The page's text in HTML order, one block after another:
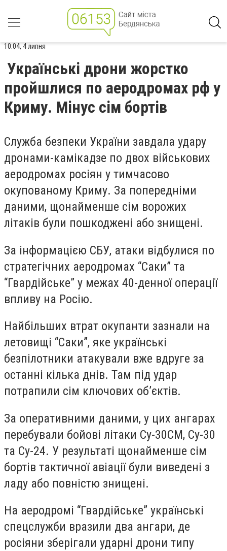
10:04, 4 липня
Українські дрони жорстко
пройшлися по аеродромах рф у
Криму. Мінус сім бортів
Служба безпеки України завдала удару
дронами-камікадзе по двох військових
аеродромах росіян у тимчасово
окупованому Криму. За попередніми
даними, щонайменше сім ворожих
літаків були пошкоджені або знищені.
За інформацією СБУ, атаки відбулися по
стратегічних аеродромах “Саки” та
“Гвардійське” у межах 40-денної операції
впливу на Росію.
Найбільших втрат окупанти зазнали на
летовищі “Саки”, яке українські
безпілотники атакували вже вдруге за
останні кілька днів. Там під удар
потрапили сім ключових об’єктів.
За оперативними даними, у цих ангарах
перебували бойові літаки Су-30СМ, Су-30
та Су-24. У результаті щонайменше сім
бортів тактичної авіації були виведені з
ладу або повністю знищені.
На аеродромі “Гвардійське” українські
спецслужби вразили два ангари, де
росіяни зберігали ударні дрони типу